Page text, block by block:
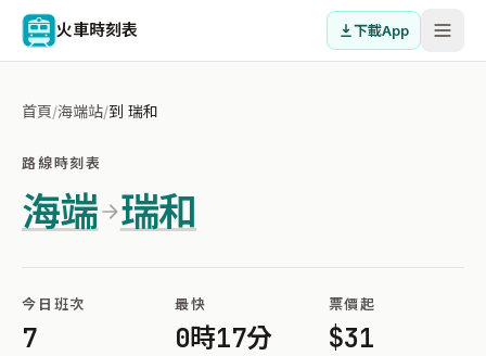
火車時刻表 下載App
首頁/海端站/到 瑞和
路線時刻表
海端 瑞和
今日班次
7
最快
0時17分
票價起
$31